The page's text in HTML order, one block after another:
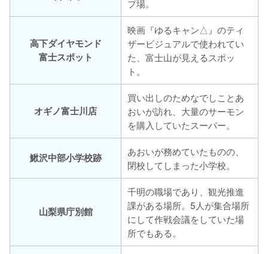
プ場。
高下ダイヤモンド
富士スポット
映画『ゆるキャン△』のティ
ザービジュアルで使われてい
た、富士山が見えるスポッ
ト。
オギノ富士川店
買い出しのためなでしことあ
おいが訪れ、大量のサーモン
を購入していたスーパー。
鰍沢中部小学校跡
あおいが務めていたものの、
閉校してしまった小学校。
山梨県庁別館
千明の職場であり、観光推進
課がある場所。5人が集合場所
にして作戦会議をしていた場
所でもある。